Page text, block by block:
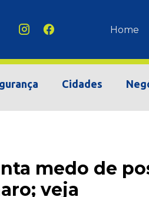
Home
Cidades
medo de
veja